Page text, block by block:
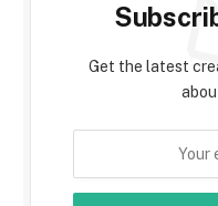
Get the latest